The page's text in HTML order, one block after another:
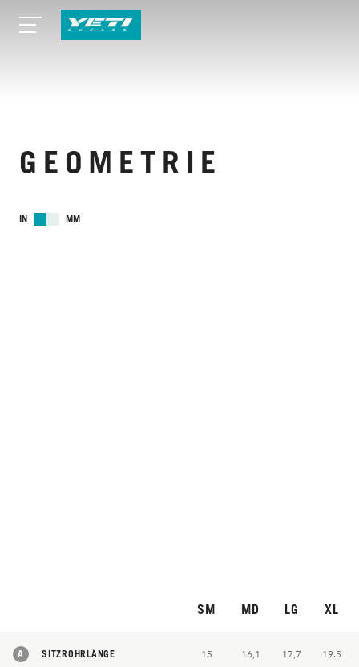
GEOMETRIE
IN MM
SM MD LG XL
A SITZROHRLÄNGE 15 16,1 17,7 19.5